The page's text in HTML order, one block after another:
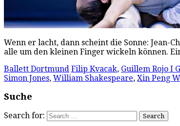
Wenn er lacht, dann scheint die Sonne: Jean-
alle um den kleinen Finger wickeln können.
Ballett Dortmund Filip Kvacak, Guillem Rojo I
Simon Jones, William Shakespeare, Xin Peng
Suche
Search for: